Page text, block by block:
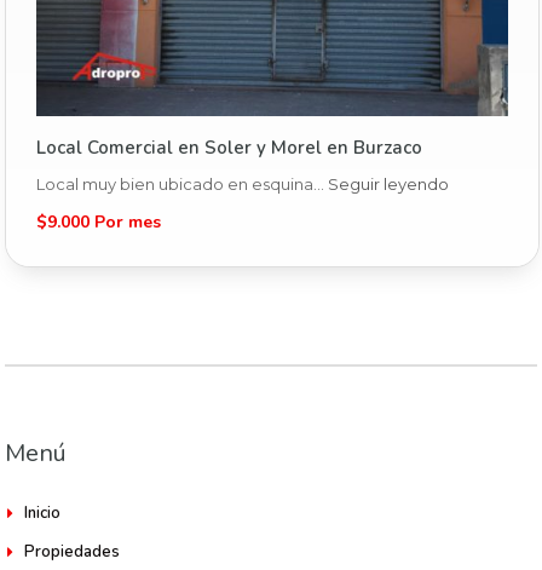
Local Comercial en Soler y Morel en Burzaco
Local muy bien ubicado en esquina… Seguir leyendo
$9.000 Por mes
Menú
Inicio
Propiedades